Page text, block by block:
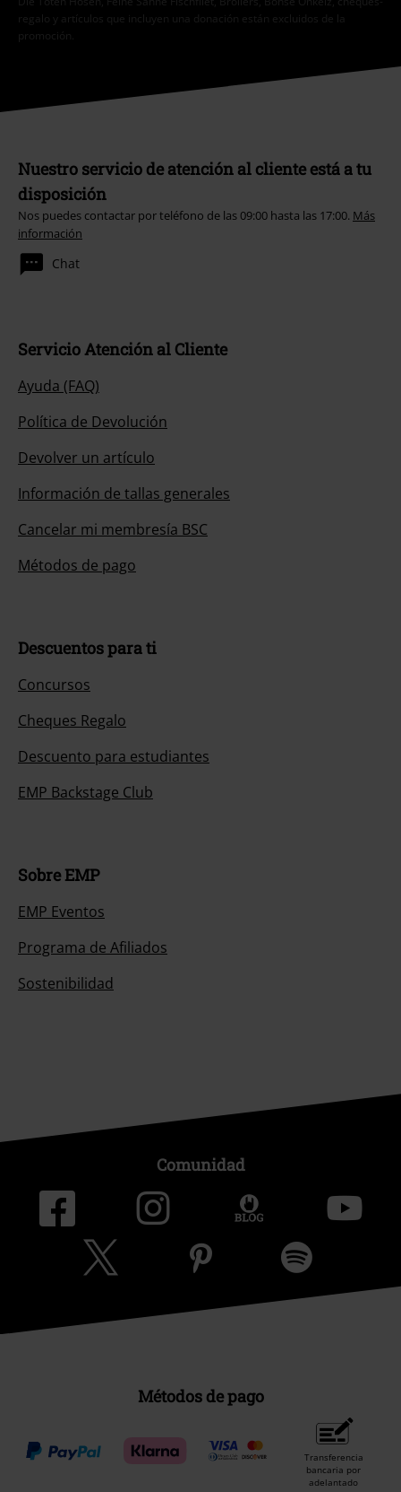
regalo y artículos que incluyen una donación están excluidos de la
promoción.
Nuestro servicio de atención al cliente está a tu
disposición
Nos puedes contactar por teléfono de las 09:00 hasta las 17:00. Más
información
Chat
Servicio Atención al Cliente
Ayuda (FAQ)
Política de Devolución
Devolver un artículo
Información de tallas generales
Cancelar mi membresía BSC
Métodos de pago
Descuentos para ti
Concursos
Cheques Regalo
Descuento para estudiantes
EMP Backstage Club
Sobre EMP
EMP Eventos
Programa de Afiliados
Sostenibilidad
Comunidad
Métodos de pago
Transferencia
bancaria por
adelantado